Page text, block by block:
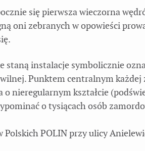
się pierwsza wieczorna
oni zebranych w opowieści
staną instalacje symbolicznie
Punktem centralnym każdej
o nieregularnym kształcie
o tysiącach osób
POLIN przy ulicy